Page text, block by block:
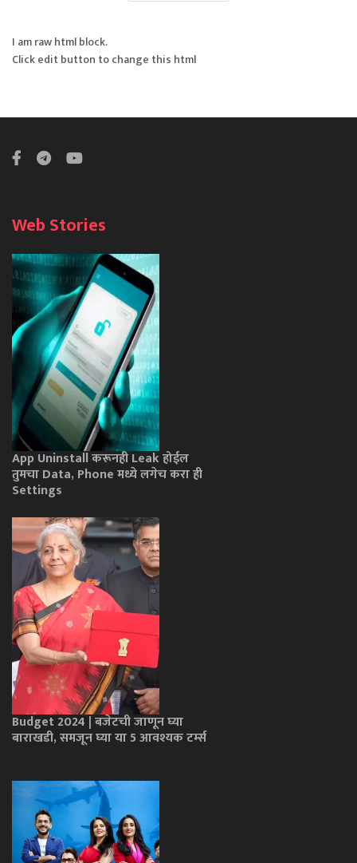
I am raw html block.
Click edit button to change this html
Web Stories
App Uninstall करूनही Leak होईल
तुमचा Data, Phone मध्ये लगेच करा ही
Settings
Budget 2024 | बजेटची जाणून घ्या
बाराखडी, समजून घ्या या 5 आवश्यक टर्म्स